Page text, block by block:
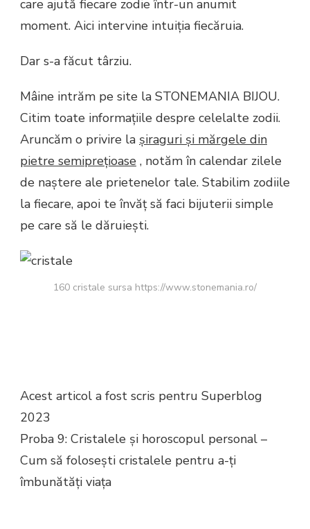
care ajută fiecare zodie într-un anumit
moment. Aici intervine intuiția fiecăruia.
Dar s-a făcut târziu.
Mâine intrăm pe site la STONEMANIA BIJOU.
Citim toate informațiile despre celelalte zodii.
Aruncăm o privire la șiraguri și mărgele din
pietre semiprețioase , notăm în calendar zilele
de naștere ale prietenelor tale. Stabilim zodiile
la fiecare, apoi te învăț să faci bijuterii simple
pe care să le dăruiești.
160 cristale sursa https://www.stonemania.ro/
Acest articol a fost scris pentru Superblog
2023
Proba 9: Cristalele și horoscopul personal –
Cum să folosești cristalele pentru a-ți
îmbunătăți viața